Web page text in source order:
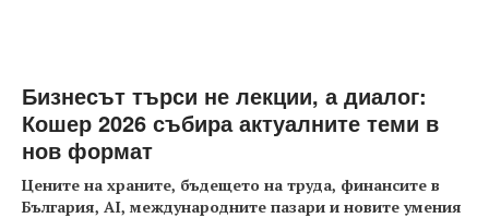
Бизнесът търси не лекции, а диалог:
Кошер 2026 събира актуалните теми в
нов формат
Цените на храните, бъдещето на труда, финансите в
България, AI, международните пазари и новите умения